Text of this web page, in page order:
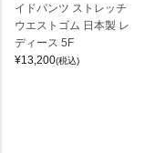
イドパンツ ストレッチ
ウエストゴム 日本製 レ
ディース 5F
¥13,200(税込)